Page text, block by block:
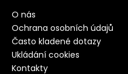
O nás
Ochrana osobních údajů
Často kladené dotazy
Ukládání cookies
Kontakty